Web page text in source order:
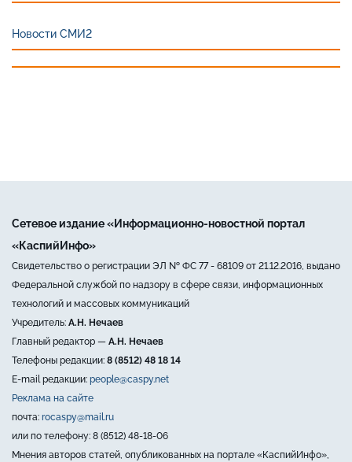
Новости СМИ2
Сетевое издание «Информационно-новостной портал
«КаспийИнфо»
Свидетельство о регистрации ЭЛ № ФС 77 - 68109 от 21.12.2016, выдано
Федеральной службой по надзору в сфере связи, информационных
технологий и массовых коммуникаций
Учредитель: А.Н. Нечаев
Главный редактор — А.Н. Нечаев
Телефоны редакции: 8 (8512) 48 18 14
E-mail редакции: people@caspy.net
Реклама на сайте
почта: rocaspy@mail.ru
или по телефону: 8 (8512) 48-18-06
Мнения авторов статей, опубликованных на портале «КаспийИнфо»,